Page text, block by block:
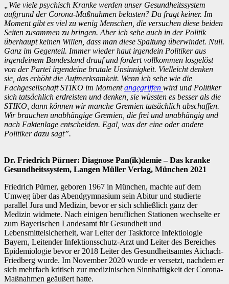
„Wie viele psychisch Kranke werden unser Gesundheitssystem
aufgrund der Corona-Maßnahmen belasten? Da fragt keiner. Im
Moment gibt es viel zu wenig Menschen, die versuchen diese beiden
Seiten zusammen zu bringen. Aber ich sehe auch in der Politik
überhaupt keinen Willen, dass man diese Spaltung überwindet. Null.
Ganz im Gegenteil. Immer wieder haut irgendein Politiker aus
irgendeinem Bundesland drauf und fordert vollkommen losgelöst
von der Partei irgendeine brutale Unsinnigkeit. Vielleicht denken
sie, das erhöht die Aufmerksamkeit. Wenn ich sehe wie die
Fachgesellschaft STIKO im Momentangegriffen wird und Politiker
sich tatsächlich erdreisten und denken, sie wüssten es besser als die
STIKO, dann können wir manche Gremien tatsächlich abschaffen.
Wir brauchen unabhängige Gremien, die frei und unabhängig und
nach Faktenlage entscheiden. Egal, was der eine oder andere
Politiker dazu sagt”.
Dr. Friedrich Pürner: Diagnose Pan(ik)demie – Das kranke
Gesundheitssystem, Langen Müller Verlag, München 2021
Friedrich Pürner, geboren 1967 in München, machte auf dem
Umweg über das Abendgymnasium sein Abitur und studierte
parallel Jura und Medizin, bevor er sich schließlich ganz der
Medizin widmete. Nach einigen beruflichen Stationen wechselte er
zum Bayerischen Landesamt für Gesundheit und
Lebensmittelsicherheit, war Leiter der Taskforce Infektiologie
Bayern, Leitender Infektionsschutz-Arzt und Leiter des Bereiches
Epidemiologie bevor er 2018 Leiter des Gesundheitsamtes Aichach-
Friedberg wurde. Im November 2020 wurde er versetzt, nachdem er
sich mehrfach kritisch zur medizinischen Sinnhaftigkeit der Corona-
Maßnahmen geäußert hatte.